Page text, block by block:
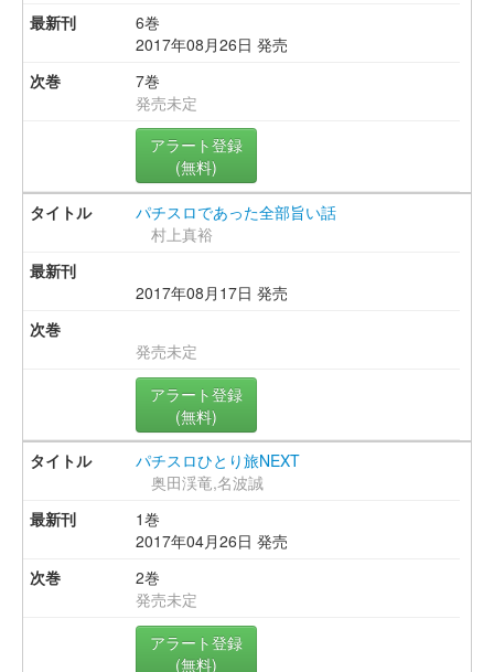
6巻
2017年08月26日 発売
7巻
発売未定
アラート登録
(無料)
パチスロであった全部旨い話
村上真裕
2017年08月17日 発売
発売未定
アラート登録
(無料)
パチスロひとり旅NEXT
奥田渓竜,名波誠
1巻
2017年04月26日 発売
2巻
発売未定
アラート登録
(無料)